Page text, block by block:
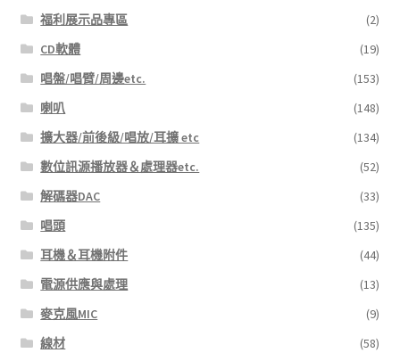
福利展示品專區
(2)
CD軟體
(19)
唱盤/唱臂/周邊etc.
(153)
喇叭
(148)
擴大器/前後級/唱放/耳擴 etc
(134)
數位訊源播放器＆處理器etc.
(52)
解碼器DAC
(33)
唱頭
(135)
耳機＆耳機附件
(44)
電源供應與處理
(13)
麥克風MIC
(9)
線材
(58)